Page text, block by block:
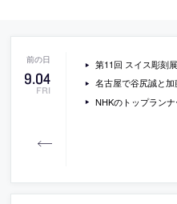
9.04
FRI
第11回 スイス彫刻
名古屋で谷尻誠と加藤
NHKのトップラン